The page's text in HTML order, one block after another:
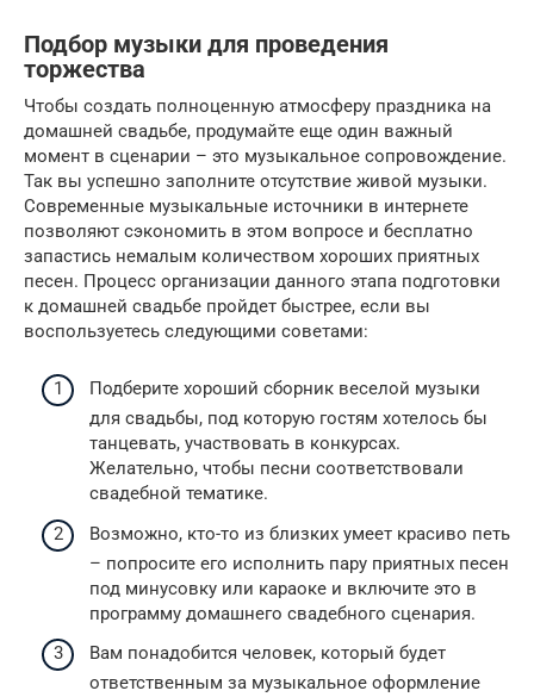
Подбор музыки для проведения
торжества
Чтобы создать полноценную атмосферу праздника на
домашней свадьбе, продумайте еще один важный
момент в сценарии – это музыкальное сопровождение.
Так вы успешно заполните отсутствие живой музыки.
Современные музыкальные источники в интернете
позволяют сэкономить в этом вопросе и бесплатно
запастись немалым количеством хороших приятных
песен. Процесс организации данного этапа подготовки
к домашней свадьбе пройдет быстрее, если вы
воспользуетесь следующими советами:
Подберите хороший сборник веселой музыки
для свадьбы, под которую гостям хотелось бы
танцевать, участвовать в конкурсах.
Желательно, чтобы песни соответствовали
свадебной тематике.
Возможно, кто-то из близких умеет красиво петь
– попросите его исполнить пару приятных песен
под минусовку или караоке и включите это в
программу домашнего свадебного сценария.
Вам понадобится человек, который будет
ответственным за музыкальное оформление